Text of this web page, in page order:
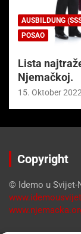
AUSBILDUNG
POSAO
Lista
Njemačkoj.
15. Oktober 2022
Copyright
© Idemo u Svijet-